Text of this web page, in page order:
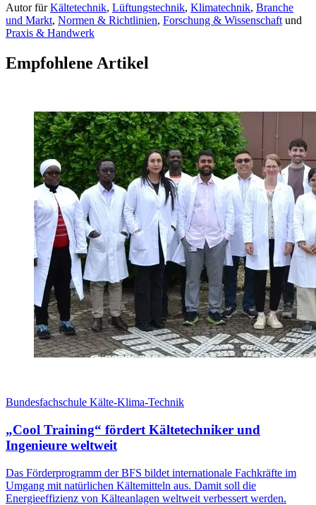
AutorfürKältetechnik, Lüftungstechnik, Klimatechnik, Branche
und Markt, Normen & Richtlinien, Forschung & Wissenschaftund
Praxis & Handwerk
Empfohlene Artikel
Bundesfachschule Kälte-Klima-Technik
„Cool Training“ fördert Kältetechniker und
Ingenieure weltweit
Das Förderprogramm der BFS bildet internationale Fachkräfte im
Umgang mit natürlichen Kältemitteln aus. Damit soll die
Energieeffizienz von Kälteanlagen weltweit verbessert werden.